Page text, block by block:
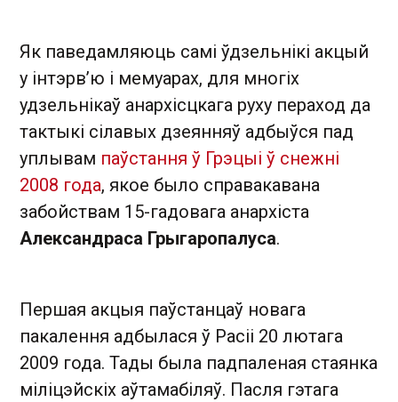
Як паведамляюць самі ўдзельнікі акцый
у інтэрв’ю і мемуарах, для многіх
удзельнікаў анархісцкага руху пераход да
тактыкі сілавых дзеянняў адбыўся пад
уплывам паўстання ў Грэцыі ў снежні
2008 года, якое было справакавана
забойствам 15-гадовага анархіста
Александраса Грыгаропалуса.
Першая акцыя паўстанцаў новага
пакалення адбылася ў Расіі 20 лютага
2009 года. Тады была падпаленая стаянка
міліцэйскіх аўтамабіляў. Пасля гэтага